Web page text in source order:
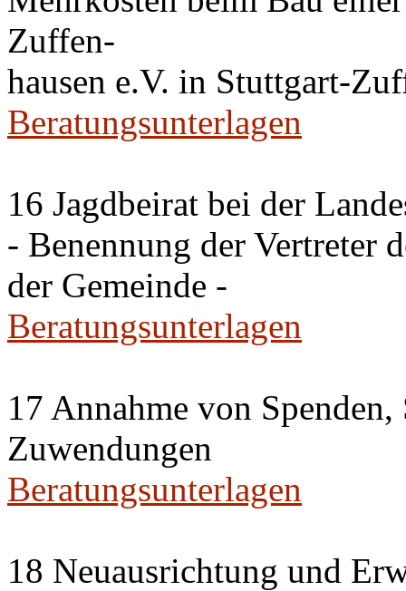
Zuffen-
hausen e.V. in Stuttgart-
Beratungsunterlagen
16 Jagdbeirat bei der
- Benennung der Vertreter
der Gemeinde -
Beratungsunterlagen
17 Annahme von
Zuwendungen
Beratungsunterlagen
18 Neuausrichtung und